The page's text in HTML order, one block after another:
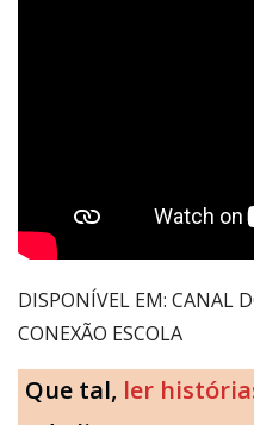
DISPONÍVEL EM: CANAL
CONEXÃO ESCOLA
Que tal, ler